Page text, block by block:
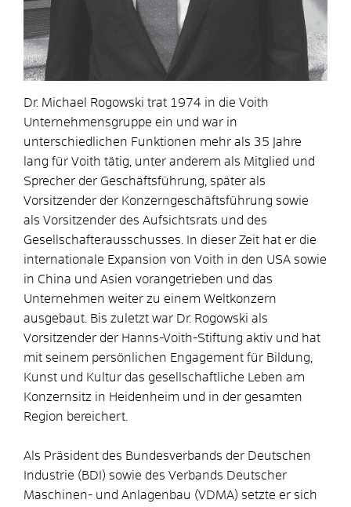
Dr. Michael Rogowski trat 1974 in die Voith
Unternehmens­gruppe ein und war in
unterschiedlichen Funktionen mehr als 35 Jahre
lang für Voith tätig, unter anderem als Mitglied und
Sprecher der Geschäftsführung, später als
Vorsitzender der Konzerngeschäftsführung sowie
als Vorsitzender des Aufsichtsrats und des
Gesellschafterausschusses. In dieser Zeit hat er die
internationale Expansion von Voith in den USA sowie
in China und Asien vorangetrieben und das
Unterneh­men weiter zu einem Weltkonzern
ausgebaut. Bis zuletzt war Dr. Rogowski als
Vorsitzender der Hanns-Voith-Stiftung aktiv und hat
mit seinem persönlichen Engagement für Bildung,
Kunst und Kultur das gesellschaftliche Leben am
Konzernsitz in Heidenheim und in der gesamten
Region bereichert.
Als Präsident des Bundesverbands der Deutschen
Industrie (BDI) sowie des Verbands Deutscher
Maschinen- und An­lagenbau (VDMA) setzte er sich